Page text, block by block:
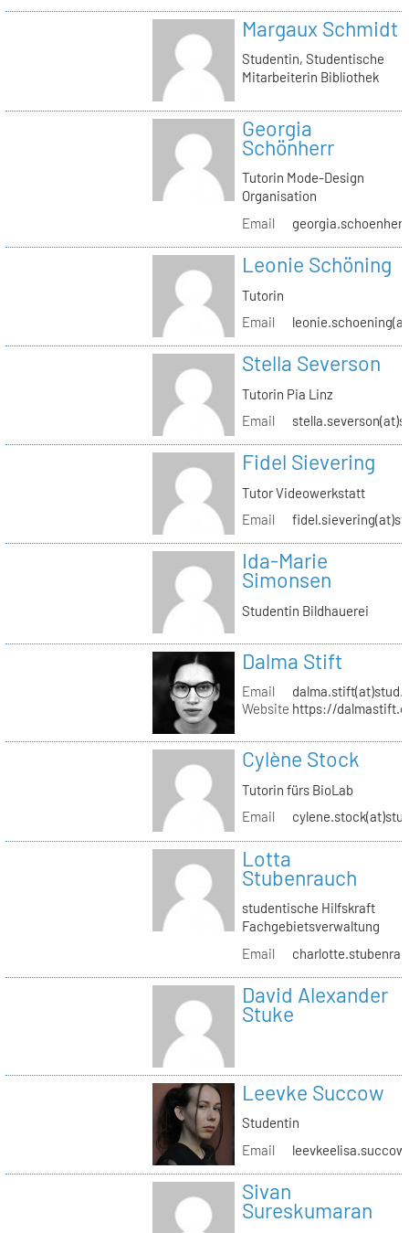
Margaux Schmidt
Studentin, Studentische
Mitarbeiterin Bibliothek
Georgia
Schönherr
Tutorin Mode-Design
Organisation
Email
Leonie Schöning
Tutorin
Email
Stella Severson
Tutorin Pia Linz
Email
Fidel Sievering
Tutor Videowerkstatt
Email
Ida-Marie
Simonsen
Studentin Bildhauerei
Dalma Stift
Email
Website https://
Cylène Stock
Tutorin fürs BioLab
Email
Lotta
Stubenrauch
studentische Hilfskraft
Fachgebietsverwaltung
Email
David Alexander
Stuke
Leevke Succow
Studentin
Email
Sivan
Sureskumaran